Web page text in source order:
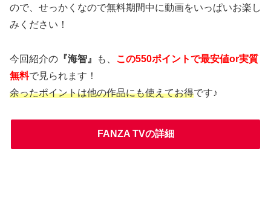
ので、せっかくなので無料期間中に動画をいっぱいお楽し
みください！
今回紹介の 『海智』 も、 この550ポイントで最安値or実質
無料で見られます！
余ったポイントは他の作品にも使えてお得です♪
FANZA TVの詳細